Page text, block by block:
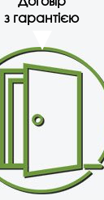
з гарантією